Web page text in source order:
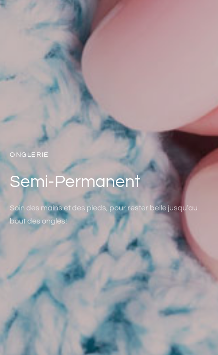
ONGLERIE
Semi-Permanent
Soin des mains et des pieds, pour rester belle jusqu’au
bout des ongles!